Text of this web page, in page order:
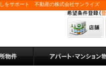
をサポート 不動産の株式会社サンライズ